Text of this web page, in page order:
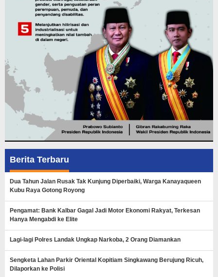
Berita Terbaru
Dua Tahun Jalan Rusak Tak Kunjung Diperbaiki, Warga Kanayaqueen
Kubu Raya Gotong Royong
Pengamat: Bank Kalbar Gagal Jadi Motor Ekonomi Rakyat, Terkesan
Hanya Mengabdi ke Elite
Lagi-lagi Polres Landak Ungkap Narkoba, 2 Orang Diamankan
Sengketa Lahan Parkir Oriental Kopitiam Singkawang Berujung Ricuh,
Dilaporkan ke Polisi